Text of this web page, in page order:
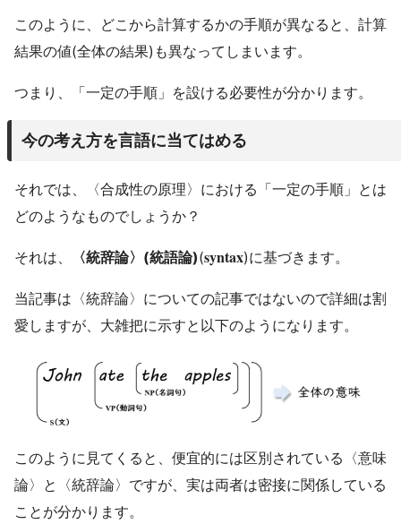
このように、どこから計算するかの手順が異なると、計算
結果の値(全体の結果)も異なってしまいます。
つまり、「一定の手順」を設ける必要性が分かります。
今の考え方を言語に当てはめる
それでは、〈合成性の原理〉における「一定の手順」とは
どのようなものでしょうか？
それは、 〈統辞論〉(統語論)(syntax)に基づきます。
当記事は〈統辞論〉についての記事ではないので詳細は割
愛しますが、大雑把に示すと以下のようになります。
このように見てくると、便宜的には区別されている〈意味
論〉と〈統辞論〉ですが、実は両者は密接に関係している
ことが分かります。